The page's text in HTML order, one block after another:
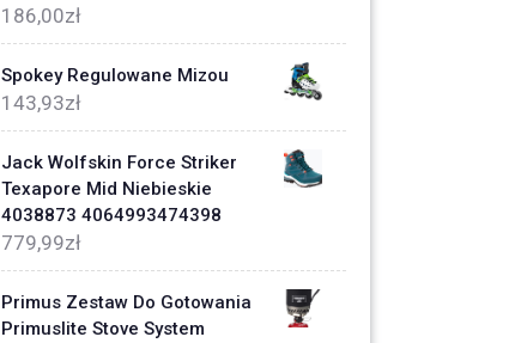
186,00zł
Spokey Regulowane Mizou
143,93zł
Jack Wolfskin Force Striker
Texapore Mid Niebieskie
4038873 4064993474398
779,99zł
Primus Zestaw Do Gotowania
Primuslite Stove System